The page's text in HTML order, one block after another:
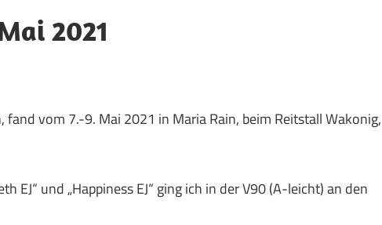
2021
fand vom 7.-9. Mai 2021 in Maria Rain, beim Reitstall Wakonig,
EJ“ und „Happiness EJ“ ging ich in der V90 (A-leicht) an den